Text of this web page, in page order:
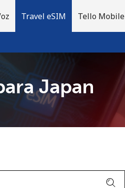
Travel eSIM Tello Mobile
→
Japan